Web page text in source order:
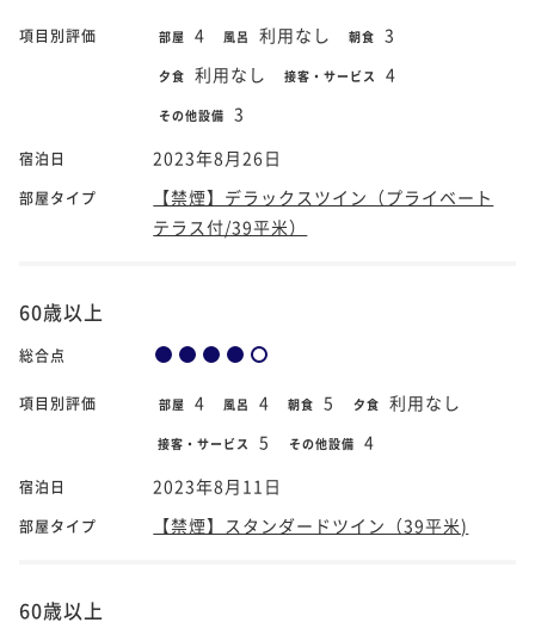
項目別評価 部屋 4 風呂 利用なし 朝食 3
夕食 利用なし 接客・サービス 4
その他設備 3
宿泊日 2023年8月26日
部屋タイプ
【禁煙】デラックスツイン（プライベート
テラス付/39平米）
60歳以上
総合点
項目別評価 部屋 4 風呂 4 朝食 5 夕食 利用なし
接客・サービス 5 その他設備 4
宿泊日 2023年8月11日
部屋タイプ 【禁煙】スタンダードツイン（39平米)
60歳以上